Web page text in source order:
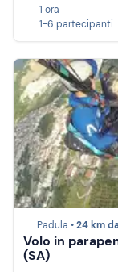
1 ora
1-6 partecipanti
Padula •24 km
Volo in
(SA)